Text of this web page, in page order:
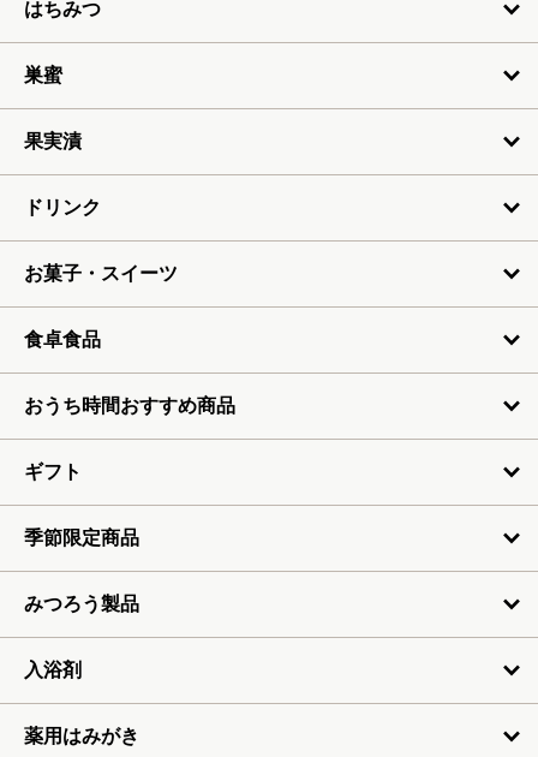
4月
5月
6月
はちみつ
巣蜜
果実漬
ドリンク
お菓子・スイーツ
食卓食品
おうち時間おすすめ商品
ギフト
季節限定商品
みつろう製品
入浴剤
薬用はみがき